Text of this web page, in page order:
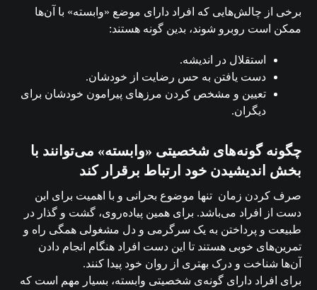
برخی از چالش‌هایی که افراد دارای موضع «وابسته» با آن‌ها
ممکن است روبرو شوند، بدین گونه هستند:
استقلال در اندیشه.
دست یافتن به حس رضایت از خودشان.
تعیین و مشخص کردن مرزهای پیرامون خودشان برای
دیگران.
چگونه گونه‌های شخصیتی «وابسته» می‌توانند با
بخش اندیشیدن خود ارتباط برقرار کند
صرف کردن زمان تنها موضوع بحرانی و با اهمیت برای این
دست از افراد می‌باشد. برای همین پیاده‌روی، گشت و گذار در
طبیعت و پرداختن به یک سرگرمی و دل مشغولی همگی راه‌ و
تمرین‌های خوبی هستند تا این دست افراد هنگام انجام دادن
آن‌ها شناخت و درک بهتری از روان خود پیدا کنند.
برای افراد دارای گونه‌ی شخصیتی وابسته، بسیار مهم است که